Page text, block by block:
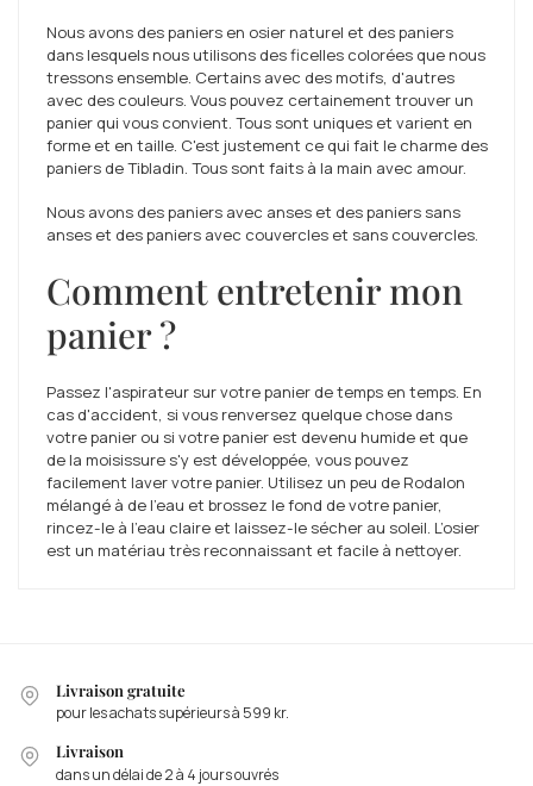
Nous avons des paniers en osier naturel et des paniers
dans lesquels nous utilisons des ficelles colorées que nous
tressons ensemble. Certains avec des motifs, d'autres
avec des couleurs. Vous pouvez certainement trouver un
panier qui vous convient. Tous sont uniques et varient en
forme et en taille. C'est justement ce qui fait le charme des
paniers de Tibladin. Tous sont faits à la main avec amour.
Nous avons des paniers avec anses et des paniers sans
anses et des paniers avec couvercles et sans couvercles.
Comment entretenir mon
panier ?
Passez l'aspirateur sur votre panier de temps en temps. En
cas d'accident, si vous renversez quelque chose dans
votre panier ou si votre panier est devenu humide et que
de la moisissure s'y est développée, vous pouvez
facilement laver votre panier. Utilisez un peu de Rodalon
mélangé à de l'eau et brossez le fond de votre panier,
rincez-le à l'eau claire et laissez-le sécher au soleil. L’osier
est un matériau très reconnaissant et facile à nettoyer.
Livraison gratuite
pour les achats supérieurs à 599 kr.
Livraison
dans un délai de 2 à 4 jours ouvrés